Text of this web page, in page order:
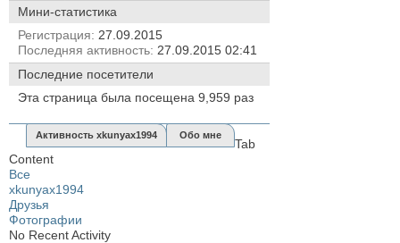
Мини-статистика
Регистрация
27.09.2015
Последняя активность 27.09.2015 02:41
Последние посетители
Эта страница была посещена 9,959 раз
Активность xkunyax1994 Обо мне
Tab
Content
Все
xkunyax1994
Друзья
Фотографии
No Recent Activity